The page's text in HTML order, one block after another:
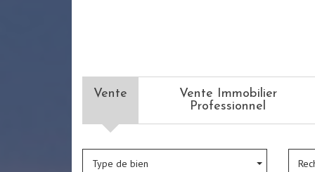
Vente
Vente Immobilier
Professionnel
Type de bien